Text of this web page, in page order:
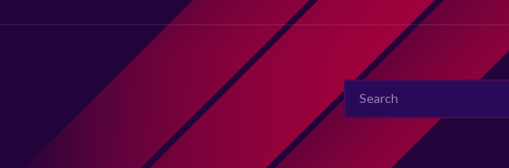
SEARCH
FOR: